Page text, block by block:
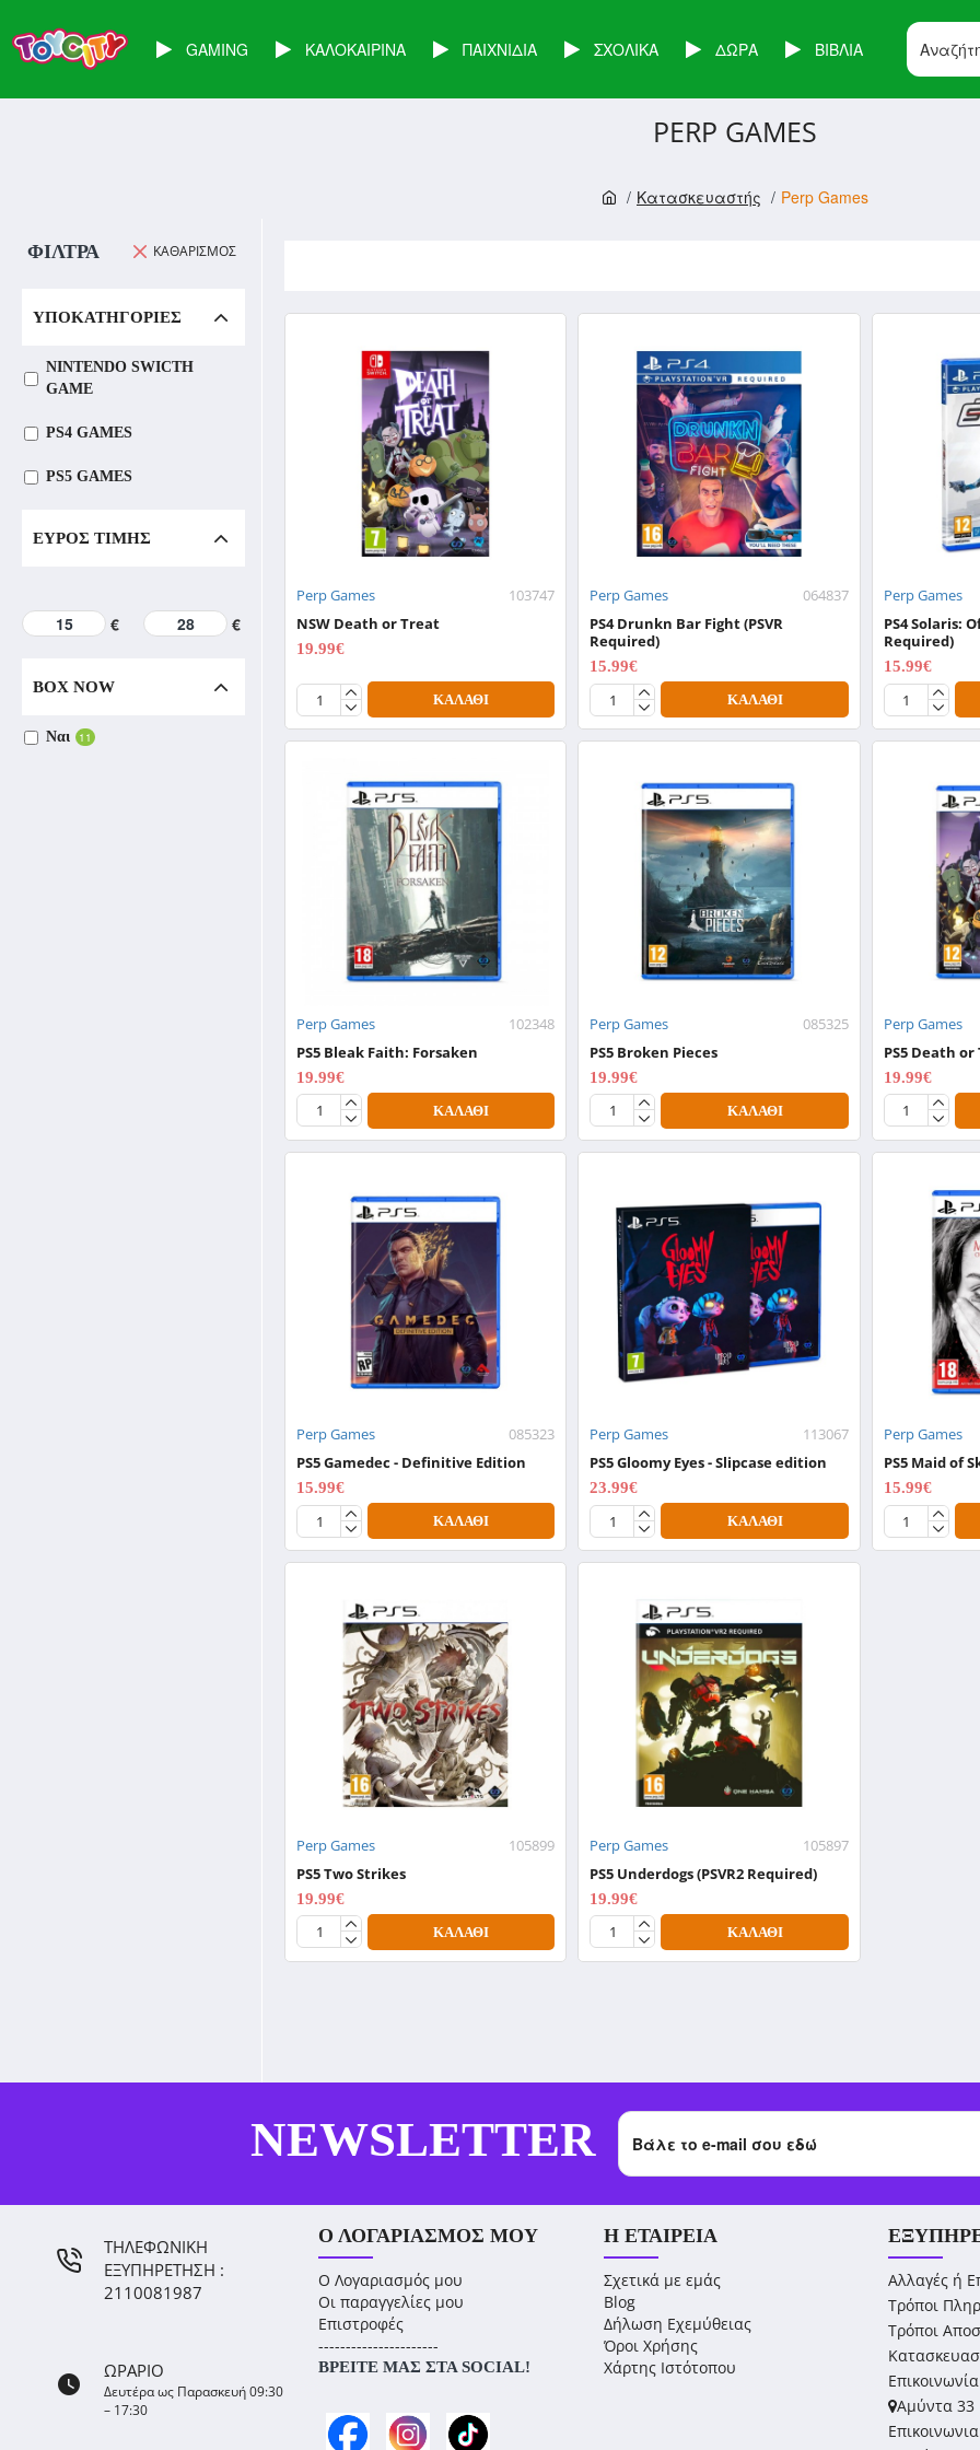
GAMING ΚΑΛΟΚΑΙΡΙΝΑ ΠΑΙΧΝΙΔΙΑ ΣΧΟΛΙΚΑ ΔΩΡΑ ΒΙΒΛΙΑ
Κατασκευαστής Perp Games
PERP GAMES
ΦΊΛΤΡΑ KΑΘΑΡΙΣΜΌΣ
ΕΎΡΟΣ ΤΙΜΉΣ
€ €
ΥΠΟΚΑΤΗΓΟΡΊΕΣ
NINTENDO SWICTH
GAME
PS4 GAMES
PS5 GAMES
BOX NOW
Ναι 11
Perp Games
103747
NSW Death or Treat
19.99€
ΚΑΛΆΘΙ
Perp Games
064837
PS4 Drunkn Bar Fight (PSVR
Required)
15.99€
ΚΑΛΆΘΙ
Perp Games
PS4 Solaris:
Required)
15.99€
Perp Games
102348
PS5 Bleak Faith: Forsaken
19.99€
ΚΑΛΆΘΙ
Perp Games
085325
PS5 Broken Pieces
19.99€
ΚΑΛΆΘΙ
Perp Games
PS5 Death
19.99€
Perp Games
085323
PS5 Gamedec - Definitive Edition
15.99€
ΚΑΛΆΘΙ
Perp Games
113067
PS5 Gloomy Eyes - Slipcase edition
23.99€
ΚΑΛΆΘΙ
Perp Games
PS5 Maid of
15.99€
Perp Games
105899
PS5 Two Strikes
19.99€
ΚΑΛΆΘΙ
Perp Games
105897
PS5 Underdogs (PSVR2 Required)
19.99€
ΚΑΛΆΘΙ
NEWSLETTER
ΤΗΛΕΦΩΝΙΚΗ
ΕΞΥΠΗΡΕΤΗΣΗ :
2110081987
ΩΡΑΡΙΟ
Δευτέρα ως Παρασκευή 09:30
– 17:30
Ο ΛΟΓΑΡΙΑΣΜΌΣ ΜΟΥ
Ο Λογαριασμός μου
Οι παραγγελίες μου
Επιστροφές
----------------------
ΒΡΕΊΤΕ ΜΑΣ ΣΤΑ SOCIAL!
Η ΕΤΑΙΡΕΊΑ
Σχετικά με εμάς
Blog
Δήλωση Εχεμύθειας
Όροι Χρήσης
Χάρτης Ιστότοπου
Αλλαγές ή
Τρόποι
Τρόποι
Επικοινωνία
Αμύντα 33